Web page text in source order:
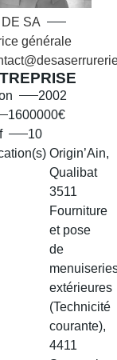
DE SA
générale
2002
1600000€
10
Origin’Ain,
Qualibat
3511
Fourniture
et pose
de
extérieures
(Technicité
courante),
4411